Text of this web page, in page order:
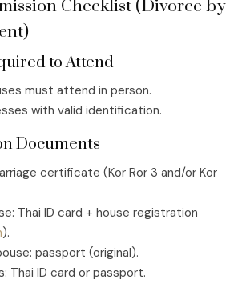
Checklist (Divorce by
to Attend
must attend in person.
with valid identification.
Documents
certificate (Kor Ror 3 and/or Kor
Thai ID card + house registration
).
passport (original).
Thai ID card or passport.